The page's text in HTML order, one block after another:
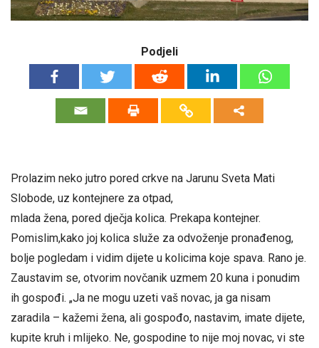
Podjeli
Prolazim neko jutro pored crkve na Jarunu Sveta Mati
Slobode, uz kontejnere za otpad,
mlada žena, pored dječja kolica. Prekapa kontejner.
Pomislim,kako joj kolica služe za odvoženje pronađenog,
bolje pogledam i vidim dijete u kolicima koje spava. Rano je.
Zaustavim se, otvorim novčanik uzmem 20 kuna i ponudim
ih gospođi. „Ja ne mogu uzeti vaš novac, ja ga nisam
zaradila – kažemi žena, ali gospođo, nastavim, imate dijete,
kupite kruh i mlijeko. Ne, gospodine to nije moj novac, vi ste